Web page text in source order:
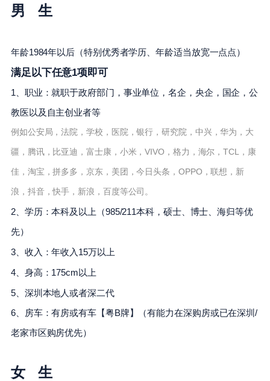
男 生
年龄1984年以后 （特别优秀者学历、年龄适当放宽一点点）
满足以下任意1项即可
1、职业：就职于政府部门，事业单位，名企，央企，国企，公
教医以及自主创业者等
例如公安局，法院，学校，医院，银行，研究院，中兴，华为，大
疆，腾讯，比亚迪，富士康，小米，VIVO，格力，海尔，TCL，康
佳，淘宝，拼多多，京东，美团，今日头条，OPPO，联想，新
浪，抖音，快手，新浪，百度等公司。
2、学历：本科及以上（985/211本科，硕士、博士、海归等优
先）
3、收入：年收入15万以上
4、身高：175cm以上
5、深圳本地人或者深二代
6、房车：有房或有车【粤B牌】（有能力在深购房或已在深圳/
老家市区购房优先）
女 生